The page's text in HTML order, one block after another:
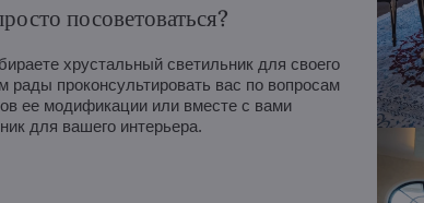
посоветоваться?
хрустальный светильник для своего
проконсультировать вас по вопросам
ее модификации или вместе с вами
для вашего интерьера.